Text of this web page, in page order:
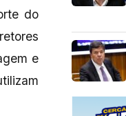
do
e